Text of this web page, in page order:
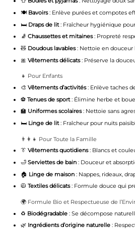
🍽️ Bavoirs: Enlève purées et compotes
🛏️ Draps de lit: Fraîcheur hygiénique
🧦 Chaussettes et mitaines: Propreté
🧸 Doudous lavables: Nettoie en douceur
🎀 Vêtements délicats: Préserve la
👧 Pour Enfants
🎨 Vêtements d’activités: Enlève taches
⚽ Tenues de sport: Élimine herbe et boue
🏫 Uniformes scolaires: Nettoie sans
🛏️ Linge de lit: Fraîcheur pour nuits
👨‍👩‍👧 Pour Toute la Famille
👔 Vêtements quotidiens: Blancs et
🛁 Serviettes de bain: Douceur et
🏠 Linge de maison: Nappes, rideaux,
🧥 Textiles délicats: Formule douce qui
🌍 Formule Bio et Respectueuse de
♻️ Biodégradable: Se décompose
🌿 Ingrédients d’origine naturelle: